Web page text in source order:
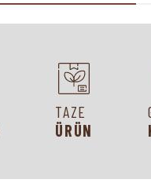
TAZE
ÜRÜN